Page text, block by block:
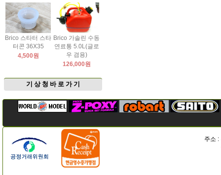
Brico 스타터 스타
터콘 36X35
4,500원
Brico 가솔린 수동
연료통 5.0L(글로
우 겸용)
126,000원
기 상 청 바 로 가 기
주소